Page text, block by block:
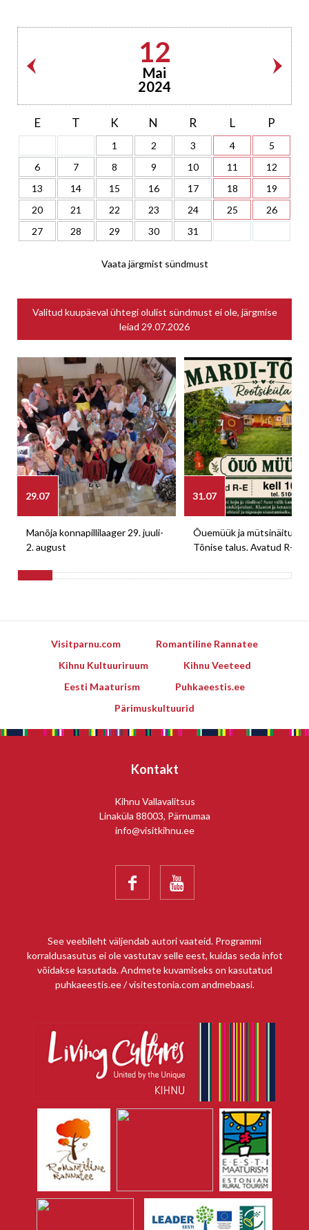
12
Mai
2024
E T K N R L P
1 2 3 4
5
6
7 8 9 10 11
12
13
14 15 16 17 18
19
20
21 22 23 24 25
26
27
28 29 30 31
Vaata järgmist sündmust
Valitud kuupäeval ühtegi olulist sündmust ei ole, järgmise
leiad 29.07.2026
29.07
Manõja konnapillilaager 29. juuli-
2. august
31.07
Õuemüük ja mütsinäitus
Tõnise talus. Avatud R-E
Visitparnu.com
Romantiline Rannatee
Kihnu Kultuuriruum
Kihnu Veeteed
Eesti Maaturism
Puhkaeestis.ee
Pärimuskultuurid
Kontakt
Kihnu Vallavalitsus
Linaküla 88003, Pärnumaa
info@visitkihnu.ee
 
See veebileht väljendab autori vaateid. Programmi
korraldusasutus ei ole vastutav selle eest, kuidas seda infot
võidakse kasutada. Andmete kuvamiseks on kasutatud
puhkaeestis.ee / visitestonia.com andmebaasi.